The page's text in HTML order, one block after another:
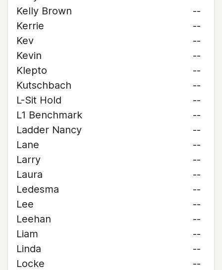
Kelly Brown
--
Kerrie
--
Kev
--
Kevin
--
Klepto
--
Kutschbach
--
L-Sit Hold
--
L1 Benchmark
--
Ladder Nancy
--
Lane
--
Larry
--
Laura
--
Ledesma
--
Lee
--
Leehan
--
Liam
--
Linda
--
Locke
--